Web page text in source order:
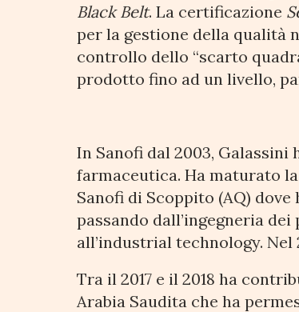
Black Belt. La certificazione
per la gestione della qualità
controllo dello “scarto
prodotto fino ad un livello,
In Sanofi dal 2003, Galassini
farmaceutica. Ha maturato
Sanofi di Scoppito (AQ)
passando dall’ingegneria
all’industrial technology.
Tra il 2017 e il 2018 ha
Arabia Saudita che ha